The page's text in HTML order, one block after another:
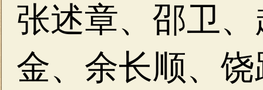
张述章、邵卫、
金、余长顺、 饶